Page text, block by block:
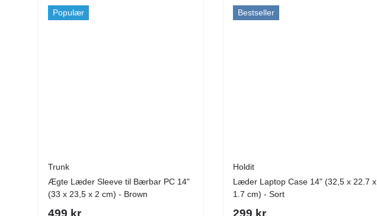
Populær
Trunk
Ægte Læder Sleeve til Bærbar PC 14"
(33 x 23,5 x 2 cm) - Brown
499 kr
Bestseller
Holdit
Læder Laptop Case 14" (32,5 x 22.7 x
1.7 cm) - Sort
299 kr